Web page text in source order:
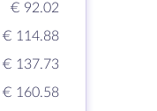
€ 92.02
€ 114.88
€ 137.73
€ 160.58